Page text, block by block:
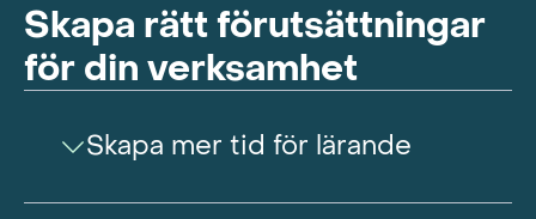
Skapa rätt förutsättningar
för din verksamhet
Skapa mer tid för lärande